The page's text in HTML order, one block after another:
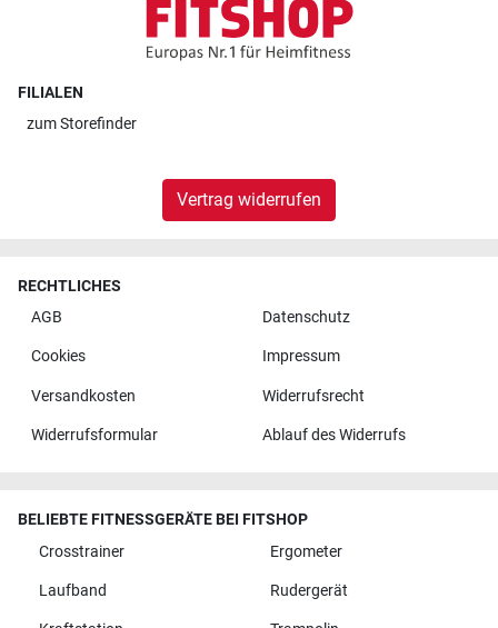
FILIALEN
zumStorefinder
Vertrag widerrufen
RECHTLICHES
AGB
Datenschutz
Cookies Impressum
Versandkosten Widerrufsrecht
Widerrufsformular Ablauf des Widerrufs
BELIEBTE FITNESSGERÄTE BEI FITSHOP
Crosstrainer
Ergometer
Laufband Rudergerät